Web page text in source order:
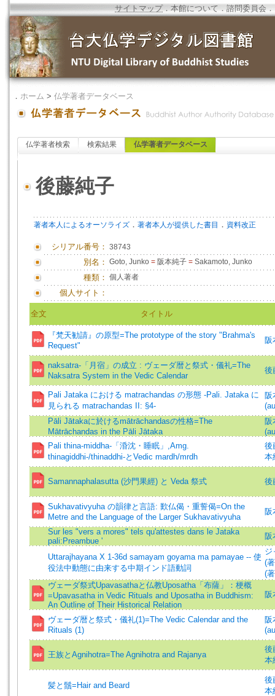
サイトマップ．本館について ．諮問委員会 ．
． ホーム > 仏学著者データベース
仏学著者検索 検索結果 仏学著者データベース
後藤純子
著者本人によるオーソライズ ． 著者本人が提供した書目 ． 資料改正
シリアル番号： 38743
別名： Goto, Junko = 阪本純子 = Sakamoto, Junko
種類： 個人著者
個人サイト：
全文 タイトル
『梵天勧請』の原型=The prototype of the story "Brahma's
Request"
阪
naksatra-「月宿」の成立 : ヴェーダ暦と祭式・儀礼=The
Naksatra System in the Vedic Calendar
後
Pali Jataka における matrachandas の形態 -Pali. Jataka に
見られる matrachandas II: §4-
阪
Pāli Jātakaに於けるmātrāchandasの性格=The
Mātrāchandas in the Pāli Jātaka
阪
Pali thina-middha-「涽沈・睡眠」,Amg.
thinagiddhi-/thinaddhi-とVedic mardh/mrdh
後
本
Samannaphalasutta (沙門果經) と Veda 祭式 後
Sukhavativyuha の韻律と言語: 歎仏偈・重誓偈=On the
Metre and the Language of the Larger Sukhavativyuha
阪
Sur les "vers a mores" tels qu'attestes dans le Jataka
pali:Preambue '
阪
Uttarajhayana X 1-36d samayam goyama ma pamayae -- 使
役法中動態に由来する中期インド語動詞
ジ
(
(
ヴェーダ祭式Upavasathaと仏教Uposatha「布薩」：梗概
=Upavasatha in Vedic Rituals and Uposatha in Buddhism:
An Outline of Their Historical Relation
阪
ヴェーダ暦と祭式・儀礼(1)=The Vedic Calendar and the
Rituals (1)
阪
王族とAgnihotra=The Agnihotra and Rajanya
後
本
髪と鬚=Hair and Beard
後
本